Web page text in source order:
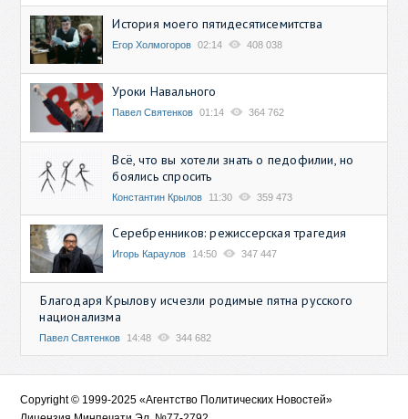
История моего пятидесятисемитства
Егор Холмогоров 02:14 408 038
Уроки Навального
Павел Святенков 01:14 364 762
Всё, что вы хотели знать о педофилии, но
боялись спросить
Константин Крылов 11:30 359 473
Серебренников: режиссерская трагедия
Игорь Караулов 14:50 347 447
Благодаря Крылову исчезли родимые пятна русского
национализма
Павел Святенков 14:48 344 682
Copyright © 1999-2025 «Агентство Политических Новостей»